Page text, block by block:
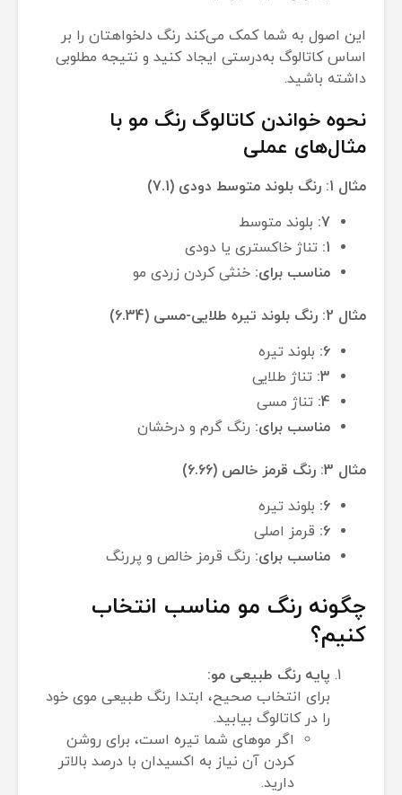
این اصول به شما کمک می‌کند رنگ دلخواهتان را بر
اساس کاتالوگ به‌درستی ایجاد کنید و نتیجه مطلوبی
داشته باشید.
نحوه خواندن کاتالوگ رنگ مو با
مثال‌های عملی
مثال 1: رنگ بلوند متوسط دودی (7.1)
7: بلوند متوسط
1: تناژ خاکستری یا دودی
مناسب برای: خنثی کردن زردی مو
مثال 2: رنگ بلوند تیره طلایی-مسی (6.34)
6: بلوند تیره
3: تناژ طلایی
4: تناژ مسی
مناسب برای: رنگ گرم و درخشان
مثال 3: رنگ قرمز خالص (6.66)
6: بلوند تیره
6: قرمز اصلی
مناسب برای: رنگ قرمز خالص و پررنگ
چگونه رنگ مو مناسب انتخاب
کنیم؟
پایه رنگ طبیعی مو:
برای انتخاب صحیح، ابتدا رنگ طبیعی موی خود
را در کاتالوگ بیابید.
اگر موهای شما تیره است، برای روشن
کردن آن نیاز به اکسیدان با درصد بالاتر
دارید.